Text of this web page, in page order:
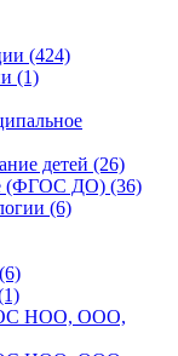
(424)
(1)
детей (26)
(ФГОС ДО) (36)
(6)
НОО, ООО,